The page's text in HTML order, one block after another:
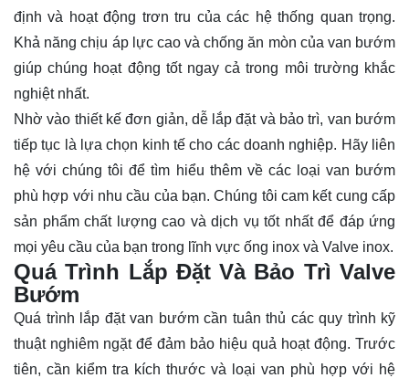
định và hoạt động trơn tru của các hệ thống quan trọng.
Khả năng chịu áp lực cao và chống ăn mòn của van bướm
giúp chúng hoạt động tốt ngay cả trong môi trường khắc
nghiệt nhất.
Nhờ vào thiết kế đơn giản, dễ lắp đặt và bảo trì, van bướm
tiếp tục là lựa chọn kinh tế cho các doanh nghiệp. Hãy liên
hệ với chúng tôi để tìm hiểu thêm về các loại van bướm
phù hợp với nhu cầu của bạn. Chúng tôi cam kết cung cấp
sản phẩm chất lượng cao và dịch vụ tốt nhất để đáp ứng
mọi yêu cầu của bạn trong lĩnh vực ống inox và Valve inox.
Quá Trình Lắp Đặt Và Bảo Trì Valve
Bướm
Quá trình lắp đặt van bướm cần tuân thủ các quy trình kỹ
thuật nghiêm ngặt để đảm bảo hiệu quả hoạt động. Trước
tiên, cần kiểm tra kích thước và loại van phù hợp với hệ